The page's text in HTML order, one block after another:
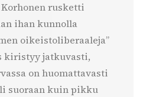
rusketti
ihan kunnolla
oikeistoliberaaleja”
kiristyy jatkuvasti,
on huomattavasti
suoraan kuin pikku